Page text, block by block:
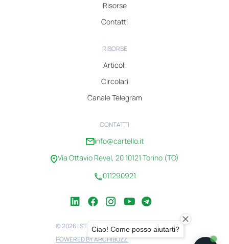
Risorse
Contatti
RISORSE
Articoli
Circolari
Canale Telegram
CONTATTI
info@cartello.it
Via Ottavio Revel, 20 10121 Torino (TO)
011290921
© 2026 | STUDIO CARTELLO | 08100750010
POWERED BY ARCHIBUZZ